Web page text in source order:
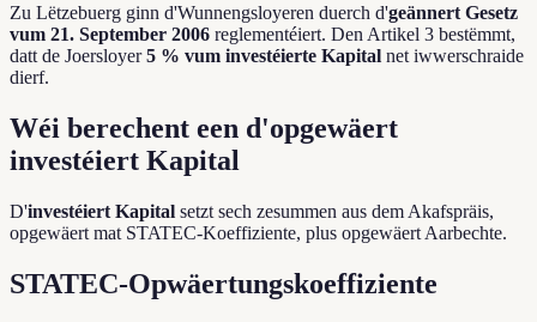
Zu Lëtzebuerg ginn d'Wunnengsloyeren duerch d'geännert Gesetz
vum 21. September 2006 reglementéiert. Den Artikel 3 bestëmmt,
datt de Joersloyer5 % vum investéierte Kapital net iwwerschraide
dierf.
Wéi berechent een d'opgewäert
investéiert Kapital
D'investéiert Kapital setzt sech zesummen aus dem Akafspräis,
opgewäert mat STATEC-Koeffiziente, plus opgewäert Aarbechte.
STATEC-Opwäertungskoeffiziente